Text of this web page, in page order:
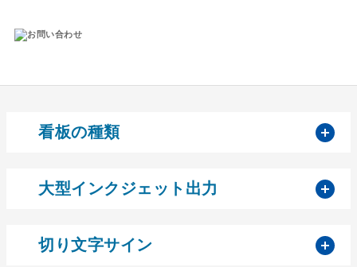
看板の種類
大型インクジェット出力
切り文字サイン